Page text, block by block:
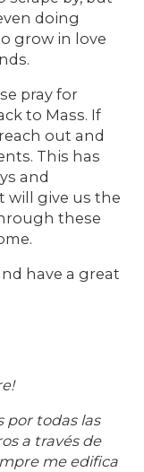
doing
grow in love
pray for
to Mass. If
out and
This has
and
will give us the
these
have a great
por todas las
a través de
me edifica